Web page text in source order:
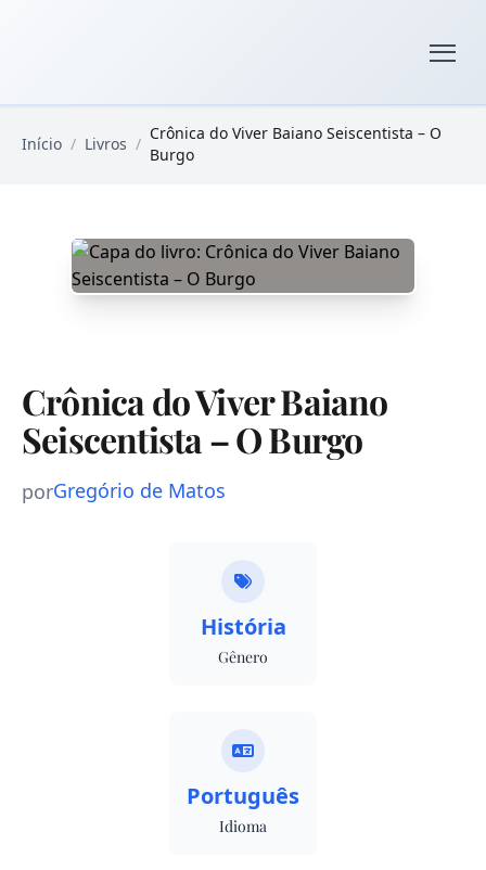
Início / Livros /
Crônica do Viver Baiano Seiscentista – O
Burgo
Crônica do Viver Baiano
Seiscentista – O Burgo
porGregório de Matos
História
Gênero
Português
Idioma